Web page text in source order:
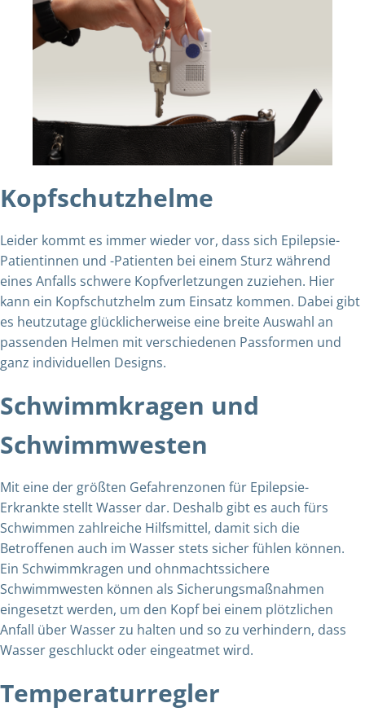
Kopfschutzhelme
Leider kommt es immer wieder vor, dass sich Epilepsie-
Patientinnen und -Patienten bei einem Sturz während
eines Anfalls schwere Kopfverletzungen zuziehen. Hier
kann ein Kopfschutzhelm zum Einsatz kommen. Dabei gibt
es heutzutage glücklicherweise eine breite Auswahl an
passenden Helmen mit verschiedenen Passformen und
ganz individuellen Designs.
Schwimmkragen und
Schwimmwesten
Mit eine der größten Gefahrenzonen für Epilepsie-
Erkrankte stellt Wasser dar. Deshalb gibt es auch fürs
Schwimmen zahlreiche Hilfsmittel, damit sich die
Betroffenen auch im Wasser stets sicher fühlen können.
Ein Schwimmkragen und ohnmachtssichere
Schwimmwesten können als Sicherungsmaßnahmen
eingesetzt werden, um den Kopf bei einem plötzlichen
Anfall über Wasser zu halten und so zu verhindern, dass
Wasser geschluckt oder eingeatmet wird.
Temperaturregler